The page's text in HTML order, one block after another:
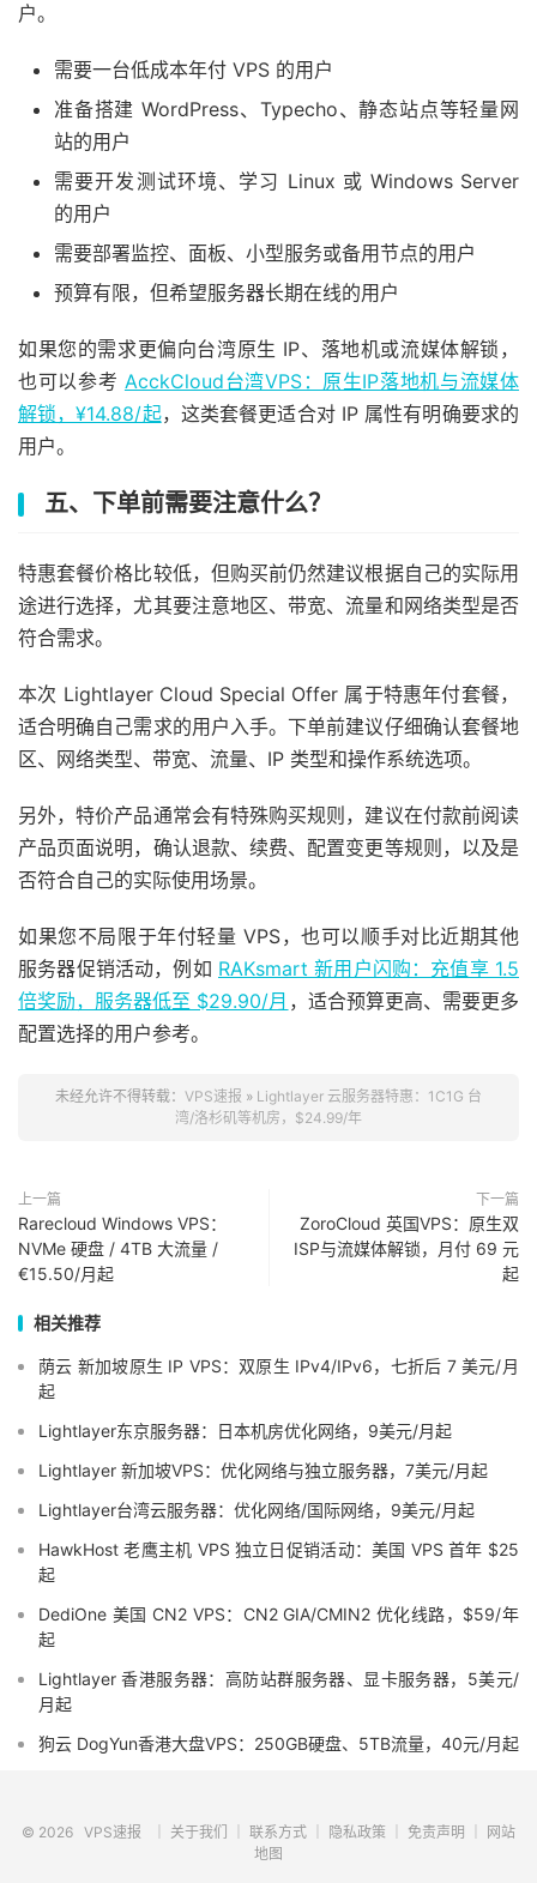
户。
需要一台低成本年付 VPS 的用户
准备搭建 WordPress、Typecho、静态站点等轻量网
站的用户
需要开发测试环境、学习 Linux 或 Windows Server
的用户
需要部署监控、面板、小型服务或备用节点的用户
预算有限，但希望服务器长期在线的用户
如果您的需求更偏向台湾原生 IP、落地机或流媒体解锁，
也可以参考 AcckCloud台湾VPS：原生IP落地机与流媒体
解锁，¥14.88/起，这类套餐更适合对 IP 属性有明确要求的
用户。
五、下单前需要注意什么？
特惠套餐价格比较低，但购买前仍然建议根据自己的实际用
途进行选择，尤其要注意地区、带宽、流量和网络类型是否
符合需求。
本次 Lightlayer Cloud Special Offer 属于特惠年付套餐，
适合明确自己需求的用户入手。下单前建议仔细确认套餐地
区、网络类型、带宽、流量、IP 类型和操作系统选项。
另外，特价产品通常会有特殊购买规则，建议在付款前阅读
产品页面说明，确认退款、续费、配置变更等规则，以及是
否符合自己的实际使用场景。
如果您不局限于年付轻量 VPS，也可以顺手对比近期其他
服务器促销活动，例如 RAKsmart 新用户闪购：充值享 1.5
倍奖励，服务器低至 $29.90/月 ，适合预算更高、需要更多
配置选择的用户参考。
未经允许不得转载： VPS速报 » Lightlayer 云服务器特惠：1C1G 台
湾/洛杉矶等机房，$24.99/年
上一篇
Rarecloud Windows VPS：
NVMe 硬盘 / 4TB 大流量 /
€15.50/月起
下一篇
ZoroCloud 英国VPS：原生双
ISP与流媒体解锁，月付 69 元
起
相关推荐
荫云 新加坡原生 IP VPS：双原生 IPv4/IPv6，七折后 7 美元/月
起
Lightlayer东京服务器：日本机房优化网络，9美元/月起
Lightlayer 新加坡VPS：优化网络与独立服务器，7美元/月起
Lightlayer台湾云服务器：优化网络/国际网络，9美元/月起
HawkHost 老鹰主机 VPS 独立日促销活动：美国 VPS 首年 $25
起
DediOne 美国 CN2 VPS：CN2 GIA/CMIN2 优化线路，$59/年
起
Lightlayer 香港服务器：高防站群服务器、显卡服务器，5美元/
月起
狗云 DogYun香港大盘VPS：250GB硬盘、5TB流量，40元/月起
© 2026 VPS速报 关于我们 联系方式 隐私政策 免责声明
网站
地图